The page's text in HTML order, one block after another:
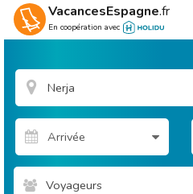
VacancesEspagne.fr
En coopération avec
Voyageurs